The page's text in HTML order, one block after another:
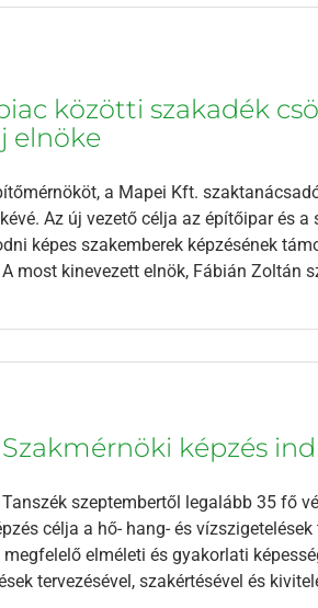
közötti szakadék
elnöke
a Mapei Kft.
Az új vezető célja az építőipar és
képes szakemberek képzésének
most kinevezett elnök, Fábián Zoltán
képzés
szeptembertől legalább 35 fő
célja a hő- hang- és
elméleti és gyakorlati
tervezésével, szakértésével és